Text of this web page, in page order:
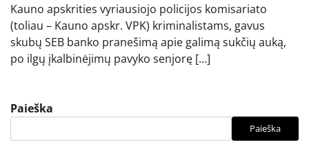
Kauno apskrities vyriausiojo policijos komisariato
(toliau – Kauno apskr. VPK) kriminalistams, gavus
skubų SEB banko pranešimą apie galimą sukčių auką,
po ilgų įkalbinėjimų pavyko senjorę […]
Paieška
Paieška